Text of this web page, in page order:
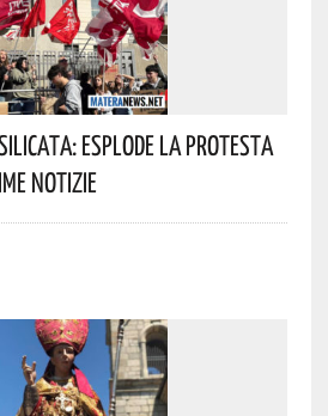
Esplode La Protesta
Notizie